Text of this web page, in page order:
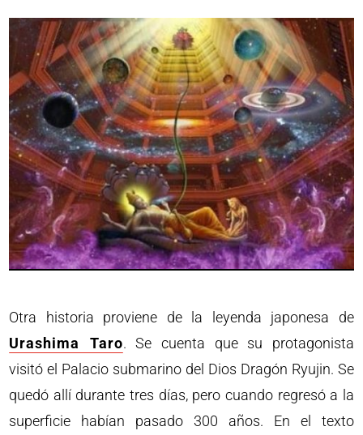
Otra historia proviene de la leyenda japonesa de
Urashima Taro. Se cuenta que su protagonista
visitó el Palacio submarino del Dios Dragón Ryujin. Se
quedó allí durante tres días, pero cuando regresó a la
superficie habían pasado 300 años. En el texto